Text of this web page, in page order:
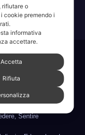
|
Categorie Chi Siamo
Sentire
rifiutare o
cookie premendo i
informativa
accettare.
Accetta
Rifiuta